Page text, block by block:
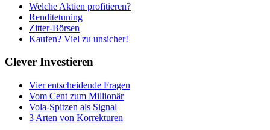
Welche Aktien profitieren?
Renditetuning
Zitter-Börsen
Kaufen? Viel zu unsicher!
Clever Investieren
Vier entscheidende Fragen
Vom Cent zum Millionär
Vola-Spitzen als Signal
3 Arten von Korrekturen